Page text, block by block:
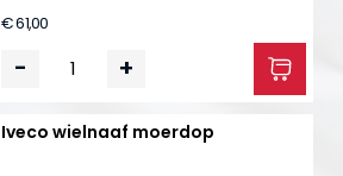
€ 61,00
- +
Iveco wielnaaf moerdop